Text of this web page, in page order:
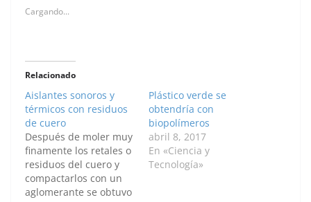
Cargando...
Relacionado
Aislantes sonoros y
térmicos con residuos
de cuero
Después de moler muy
finamente los retales o
residuos del cuero y
compactarlos con un
aglomerante se obtuvo
Plástico verde se
obtendría con
biopolímeros
abril 8, 2017
En «Ciencia y
Tecnología»